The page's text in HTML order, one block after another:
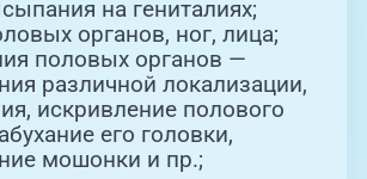
на гениталиях;
органов, ног, лица;
половых органов —
различной локализации,
искривление полового
его головки,
мошонки и пр.;